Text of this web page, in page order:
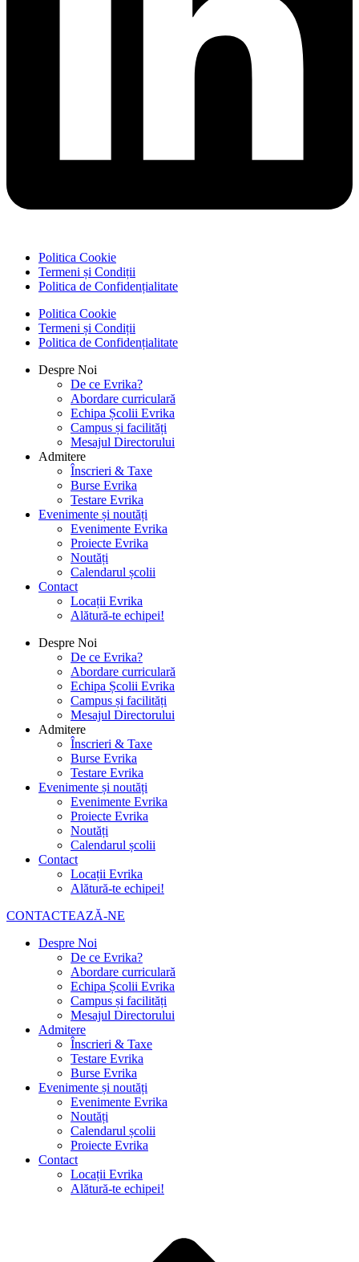
Politica Cookie
Termeni și Condiții
Politica de Confidențialitate
Politica Cookie
Termeni și Condiții
Politica de Confidențialitate
Despre Noi
De ce Evrika?
Abordare curriculară
Echipa Școlii Evrika
Campus și facilități
Mesajul Directorului
Admitere
Înscrieri & Taxe
Burse Evrika
Testare Evrika
Evenimente și noutăți
Evenimente Evrika
Proiecte Evrika
Noutăți
Calendarul școlii
Contact
Locații Evrika
Alătură-te echipei!
Despre Noi
De ce Evrika?
Abordare curriculară
Echipa Școlii Evrika
Campus și facilități
Mesajul Directorului
Admitere
Înscrieri & Taxe
Burse Evrika
Testare Evrika
Evenimente și noutăți
Evenimente Evrika
Proiecte Evrika
Noutăți
Calendarul școlii
Contact
Locații Evrika
Alătură-te echipei!
CONTACTEAZĂ-NE
Despre Noi
De ce Evrika?
Abordare curriculară
Echipa Școlii Evrika
Campus și facilități
Mesajul Directorului
Admitere
Înscrieri & Taxe
Testare Evrika
Burse Evrika
Evenimente și noutăți
Evenimente Evrika
Noutăți
Calendarul școlii
Proiecte Evrika
Contact
Locații Evrika
Alătură-te echipei!